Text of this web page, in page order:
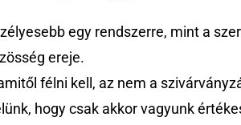
egy rendszerre, mint a
ereje.
félni kell, az nem a
hogy csak akkor vagyunk